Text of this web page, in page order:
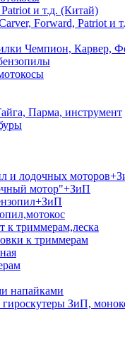
и т.д. (Китай)
Forward, Patriot и
Чемпион, Карвер,
Парма, инструмент
и лодочных
мотор"+ЗиП
к триммерам,леска
к триммерам
напайками
гироскутеры ЗиП,